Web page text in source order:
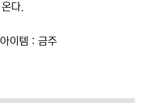
온다.
이템 : 금주